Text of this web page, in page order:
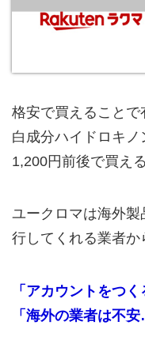
格安で買えること
白成分ハイドロキ
1,200円前後で買え
ユークロマは海外
行してくれる業者か
「アカウントをつく
「海外の業者は不安